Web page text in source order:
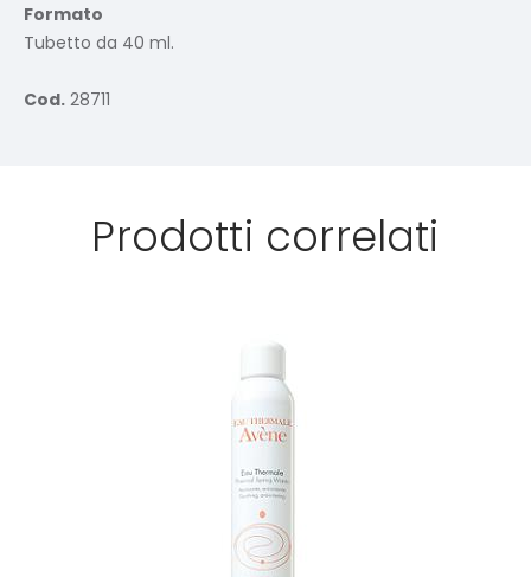
Formato
Tubetto da 40 ml.
Cod. 28711
Prodotti correlati